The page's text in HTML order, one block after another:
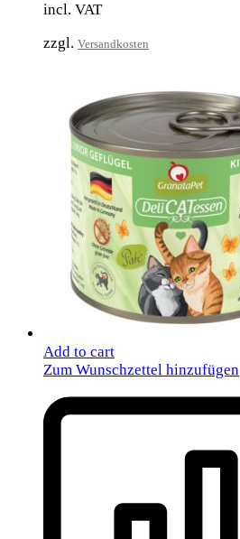
incl. VAT
zzgl. Versandkosten
Add to cart
Zum Wunschzettel hinzufügen